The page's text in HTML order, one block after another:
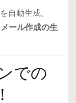
自動生成。
メール作成の生
での